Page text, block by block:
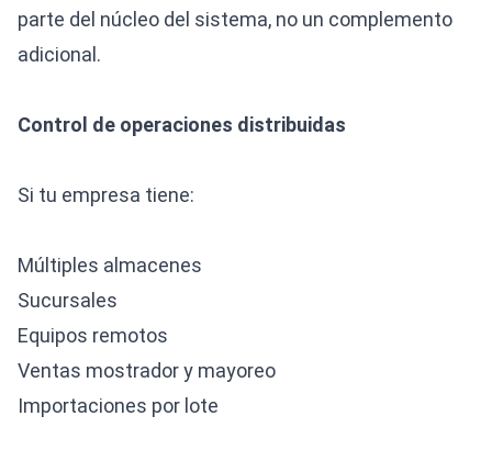
parte del núcleo del sistema, no un complemento
adicional.
Control de operaciones distribuidas
Si tu empresa tiene:
Múltiples almacenes
Sucursales
Equipos remotos
Ventas mostrador y mayoreo
Importaciones por lote